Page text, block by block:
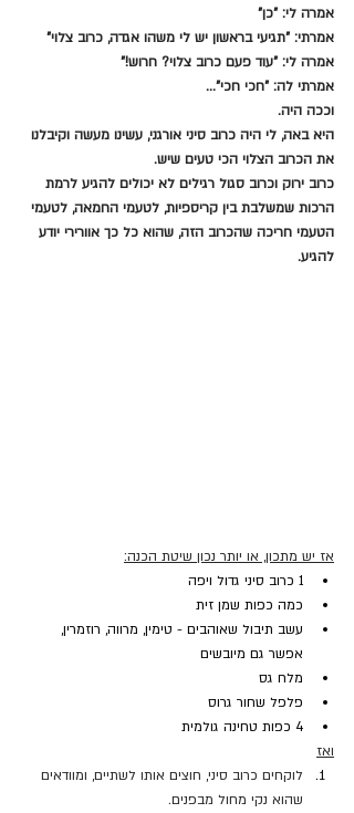
אמרה לי: "כן"
אמרתי: "תגיעי בראשון יש לי משהו אגדה, כרוב צלוי"
אמרה לי: "עוד פעם כרוב צלוי? חרוש!"
אמרתי לה: "חכי חכי"...
וככה היה.
היא באה, לי היה כרוב סיני אורגני, עשינו מעשה וקיבלנו
את הכרוב הצלוי הכי טעים שיש.
כרוב ירוק וכרוב סגול רגילים לא יכולים להגיע לרמת
הרכות שמשלבת בין קריספיות, לטעמי החמאה, לטעמי
הטעמי חריכה שהכרוב הזה, שהוא כל כך אוורירי יודע
להגיע.
אז יש מתכון, או יותר נכון שיטת הכנה:
1 כרוב סיני גדול ויפה
כמה כפות שמן זית
עשב תיבול שאוהבים - טימין, מרווה, רוזמרין,
אפשר גם מיובשים
מלח גס
פלפל שחור גרוס
4 כפות טחינה גולמית
ואז
לוקחים כרוב סיני, חוצים אותו לשתיים, ומוודאים
שהוא נקי מחול מבפנים.